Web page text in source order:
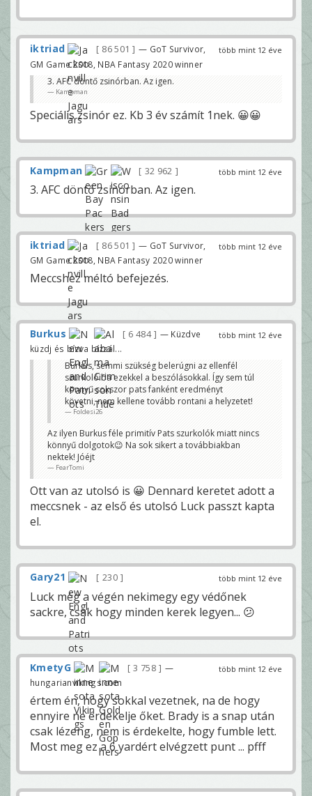
több mint 12 éve
iktriad 86 501
— GoT Survivor,
GM Game 2018, NBA Fantasy 2020 winner
3. AFC döntő zsinórban. Az igen.
Kampman
Speciális zsinór ez. Kb 3 év számít 1nek. 😀😀
több mint 12 éve
Kampman 32 962
3. AFC döntő zsinórban. Az igen.
több mint 12 éve
iktriad 86 501
— GoT Survivor,
GM Game 2018, NBA Fantasy 2020 winner
Meccshez méltó befejezés.
több mint 12 éve
Burkus 6 484
— Küzdve
küzdj és bízva bízzál...
Burkus, semmi szükség belerúgni az ellenfél
szurkolóiba ezekkel a beszólásokkal. Így sem túl
könnyű sokszor pats fanként eredményt
követni, nem kellene tovább rontani a helyzetet!
Foldesi26
Az ilyen Burkus féle primitív Pats szurkolók miatt nincs
könnyű dolgotok😉 Na sok sikert a továbbiakban
nektek! Jóéjt
FearTomi
Ott van az utolsó is 😀 Dennard keretet adott a
meccsnek - az első és utolsó Luck passzt kapta
el.
több mint 12 éve
Gary21 230
Luck még a végén nekimegy egy védőnek
sackre, csak hogy minden kerek legyen... 😕
több mint 12 éve
KmetyG 3 758
—
hungarianvikings.com
értem én, hogy sokkal vezetnek, na de hogy
ennyire ne érdekelje őket. Brady is a snap után
csak lézeng, nem is érdekelte, hogy fumble lett.
Most meg ez a 6 yardért elvégzett punt ... pfff